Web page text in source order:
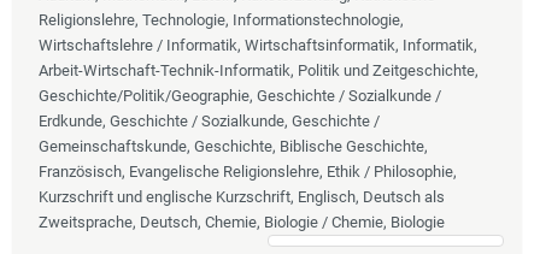
Religionslehre, Technologie, Informationstechnologie,
Wirtschaftslehre / Informatik, Wirtschaftsinformatik, Informatik,
Arbeit-Wirtschaft-Technik-Informatik, Politik und Zeitgeschichte,
Geschichte/Politik/Geographie, Geschichte / Sozialkunde /
Erdkunde, Geschichte / Sozialkunde, Geschichte /
Gemeinschaftskunde, Geschichte, Biblische Geschichte,
Französisch, Evangelische Religionslehre, Ethik / Philosophie,
Kurzschrift und englische Kurzschrift, Englisch, Deutsch als
Zweitsprache, Deutsch, Chemie, Biologie / Chemie, Biologie